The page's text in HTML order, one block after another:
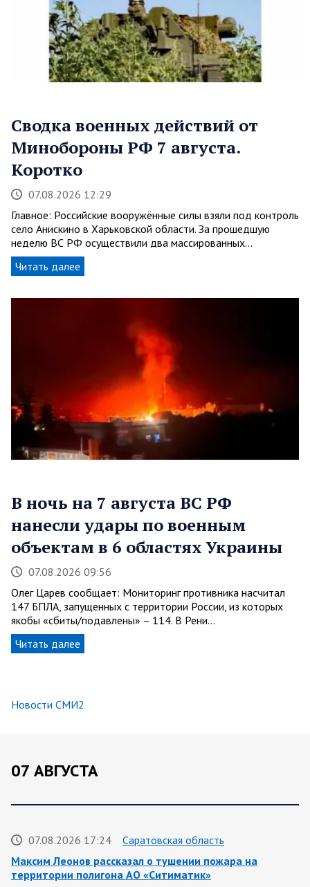
Сводка военных действий от
Минобороны РФ 7 августа.
Коротко
07.08.2026 12:29
Главное: Российские вооружённые силы взяли под контроль
село Анискино в Харьковской области. За прошедшую
неделю ВС РФ осуществили два массированных…
Читать далее
В ночь на 7 августа ВС РФ
нанесли удары по военным
объектам в 6 областях Украины
07.08.2026 09:56
Олег Царев сообщает: Мониторинг противника насчитал
147 БПЛА, запущенных с территории России, из которых
якобы «сбиты/подавлены» – 114. В Рени…
Читать далее
Новости СМИ2
07 АВГУСТА
07.08.2026 17:24
Саратовская область
Максим Леонов рассказал о тушении пожара на
территории полигона АО «Ситиматик»